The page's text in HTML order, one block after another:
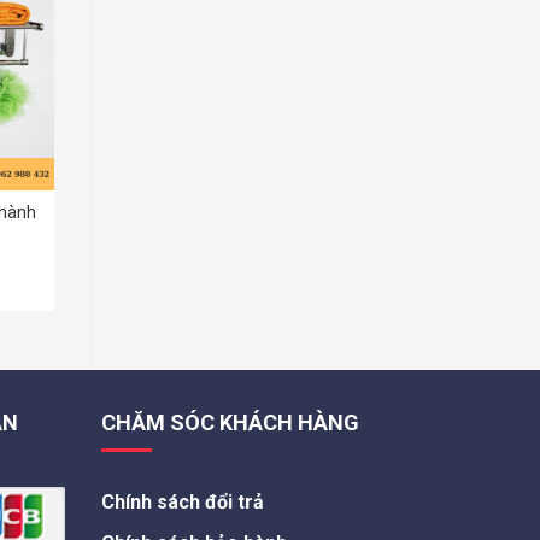
CHĂM SÓC KHÁCH HÀNG
Chính sách đổi trả